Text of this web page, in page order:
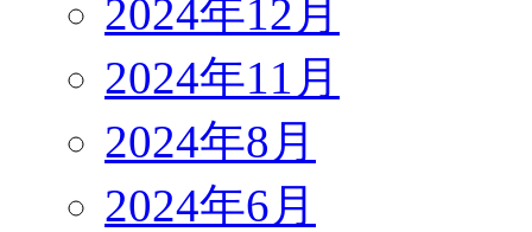
2024年12月
2024年11月
2024年8月
2024年6月